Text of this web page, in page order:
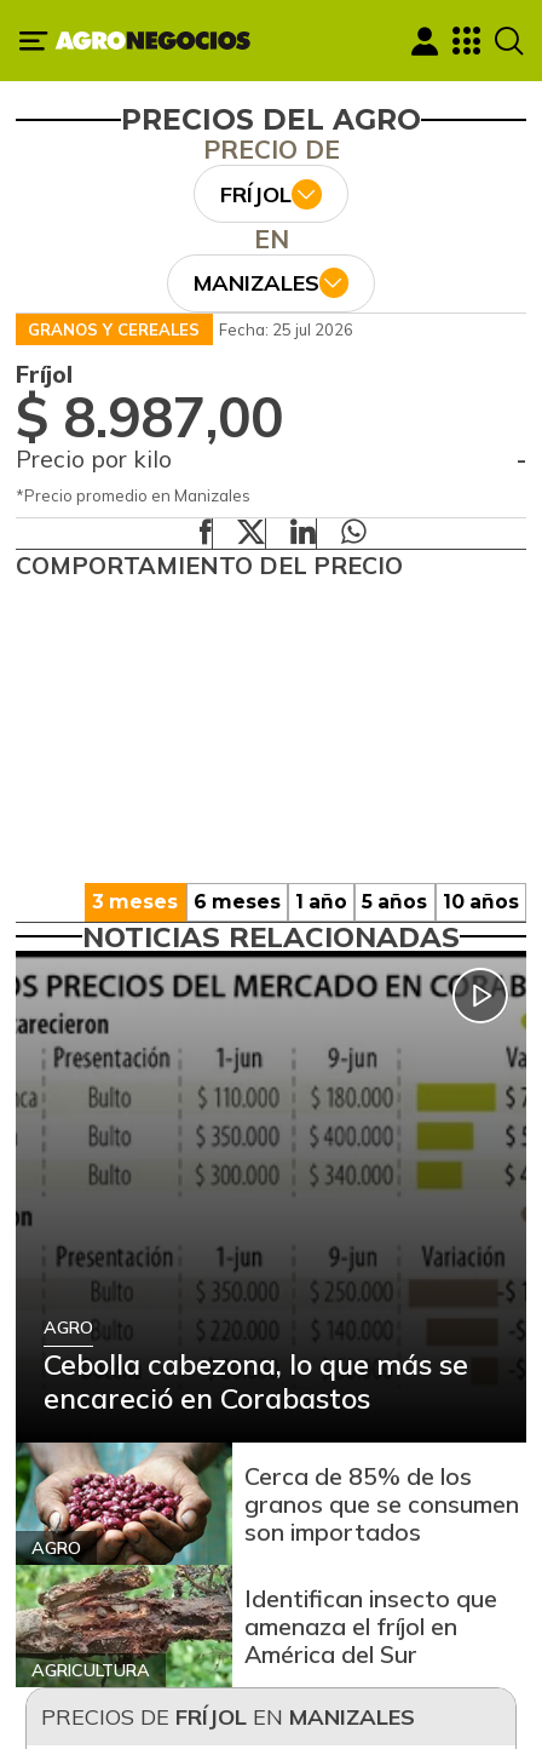
PRECIOS DEL AGRO
PRECIO DE
FRÍJOL
EN
MANIZALES
GRANOS Y CEREALES Fecha: 25 jul 2026
Fríjol
$ 8.987,00
Precio por kilo -
*Precio promedio en Manizales
COMPORTAMIENTO DEL PRECIO
3 meses 6 meses 1 año 5 años 10 años
NOTICIAS RELACIONADAS
AGRO
Cebolla cabezona, lo que más se
encareció en Corabastos
AGRO
Cerca de 85% de los
granos que se consumen
son importados
AGRICULTURA
Identifican insecto que
amenaza el fríjol en
América del Sur
PRECIOS DE FRÍJOLEN MANIZALES